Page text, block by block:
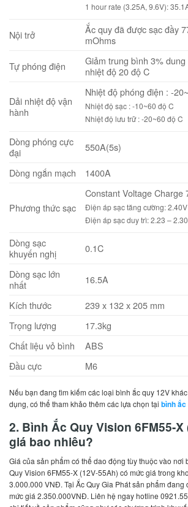
1 hour rate (3.25A, 9.6V):
Nội trở
Ắc quy đã được sạc đầy
mOhms
Tự phóng điện
Giảm trung bình 3%
nhiệt độ 20 độ C
Dải nhiệt độ vận
hành
Nhiệt độ phóng điện : -
Nhiệt độ sạc : -10~60 độ C
Nhiệt độ lưu trữ : -20~60 độ C
Dòng phóng cực
đại
550A(5s)
Dòng ngắn mạch
1400A
Phương thức sạc
Constant Voltage Charge
Điện áp sạc tăng cường:
Điện áp sạc duy trì: 2.23 –
Dòng sạc
khuyến nghị
0.1C
Dòng sạc lớn
nhất
16.5A
Kích thước
239 x 132 x 205 mm
Trọng lượng
17.3kg
Chất liệu vỏ bình
ABS
Đầu cực
M6
Nếu bạn đang tìm kiếm các loại bình ắc quy 12V
dụng, có thể tham khảo thêm các lựa chọn tại bình
2. Bình Ắc Quy Vision 6FM55-X
giá bao nhiêu?
Giá của sản phẩm có thể dao động tùy thuộc vào nơi
Quy Vision 6FM55-X (12V-55Ah) có mức giá trong
3.000.000 VNĐ. Tại Ắc Quy Gia Phát sản phẩm đang
mức giá 2.350.000VNĐ. Liên hệ ngay hotline